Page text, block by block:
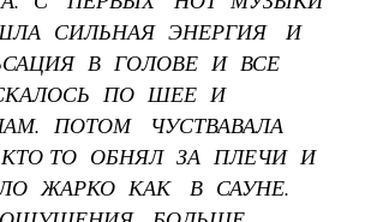
СИЛЬНАЯ ЭНЕРГИЯ И
В ГОЛОВЕ И ВСЕ
ПО ШЕЕ И
ПОТОМ ЧУСТВАВАЛА
ТО ОБНЯЛ ЗА ПЛЕЧИ И
ЖАРКО КАК В САУНЕ.